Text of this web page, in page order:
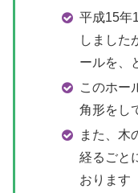
平成15年
しました
ールを、
このホー
角形をし
また、木
経るごと
おります